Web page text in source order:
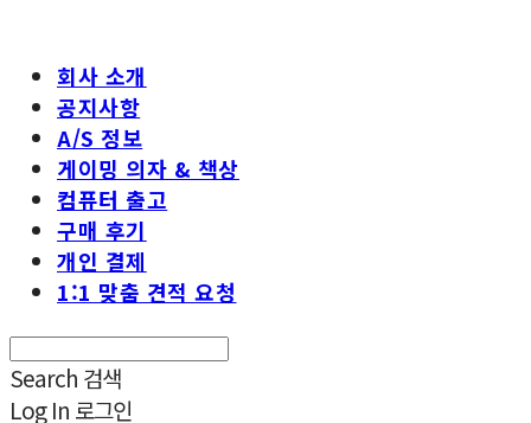
회사 소개
공지사항
A/S 정보
게이밍 의자 & 책상
컴퓨터 출고
구매 후기
개인 결제
1:1 맞춤 견적 요청
Search 검색
Log In 로그인